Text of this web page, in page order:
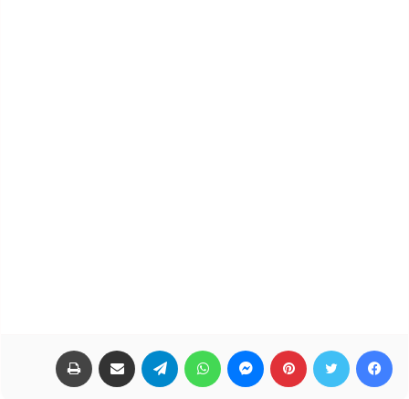
فيسبوك تويتر بينتيريست ماسنجر واتساب تيلقرام مشاركة عبر البريد